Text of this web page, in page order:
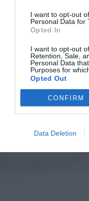
I want to opt-out
Personal Data for
Opted In
I want to opt-out
Retention, Sale,
Personal Data
Purposes for
Opted Out
CONFIRM
Data Deletion